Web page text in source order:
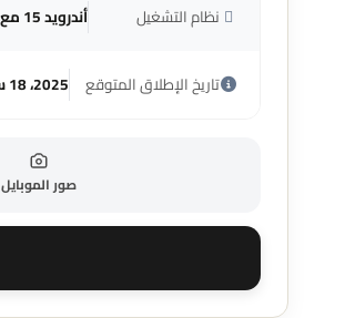
نظام التشغيل أندرويد 15 مع واجهة مستخدم One UI 7
تاريخ الإطلاق المتوقع 2025، 18 سبتمبر
صور الموبايل